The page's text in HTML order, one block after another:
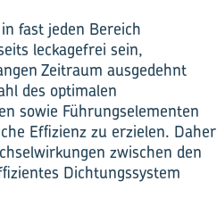
fast jeden Bereich
leckagefrei sein,
Zeitraum ausgedehnt
des optimalen
sowie Führungselementen
Effizienz zu erzielen. Daher
zwischen den
Dichtungssystem